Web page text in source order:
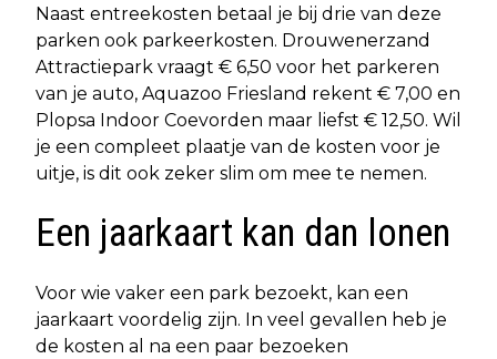
Naast entreekosten betaal je bij drie van deze
parken ook parkeerkosten. Drouwenerzand
Attractiepark vraagt € 6,50 voor het parkeren
van je auto, Aquazoo Friesland rekent € 7,00 en
Plopsa Indoor Coevorden maar liefst € 12,50. Wil
je een compleet plaatje van de kosten voor je
uitje, is dit ook zeker slim om mee te nemen.
Een jaarkaart kan dan lonen
Voor wie vaker een park bezoekt, kan een
jaarkaart voordelig zijn. In veel gevallen heb je
de kosten al na een paar bezoeken